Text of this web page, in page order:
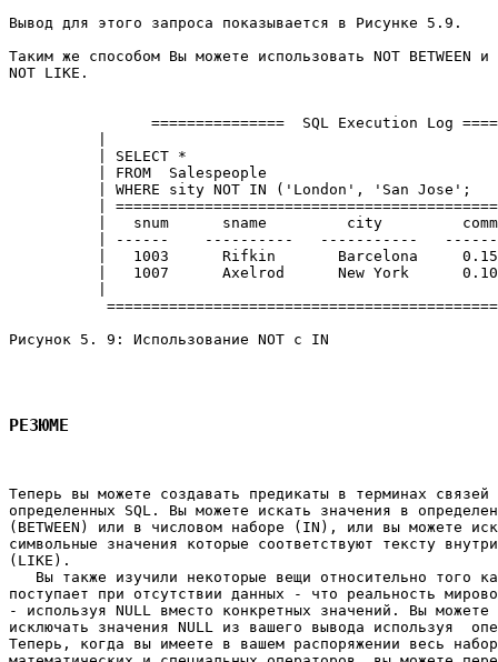
Вывод для этого запроса показывается в Рисунке 5.9.
Таким же способом Вы можете использовать NOT BETWEEN и
NOT LIKE.
===============  SQL Execution Log
| SELECT *
| FROM  Salespeople
| WHERE sity NOT IN ('London', 'San Jose';
|
|   snum      sname         city
| ------    ----------   -----------
|   1003      Rifkin       Barcelona
|   1007      Axelrod      New York
Рисунок 5. 9: Использование NOT с IN
РЕЗЮМЕ
Теперь вы можете создавать предикаты в терминах
определенных SQL. Вы можете искать значения в
(BETWEEN) или в числовом наборе (IN), или вы можете
символьные значения которые соответствуют тексту
(LIKE).
Вы также изучили некоторые вещи относительно того
поступает при отсутствии данных - что реальность
- используя NULL вместо конкретных значений. Вы
исключать значения NULL из вашего вывода используя
Теперь, когда вы имеете в вашем распоряжении весь